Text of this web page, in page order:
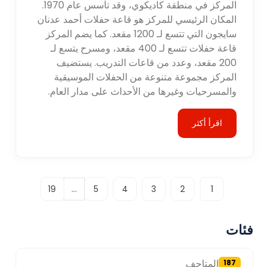
المركز في منطقة كاديكوي، وقد تأسس عام 1970.
المكان الرئيسي للمركز هو قاعة حفلات أحمد عدنان
سايجون التي تتسع لـ 1200 مقعد. كما يضم المركز
قاعة حفلات تتسع لـ 400 مقعد، ومسرح يتسع لـ
200 مقعد، وعدد من قاعات التدريب. يستضيف
المركز مجموعة متنوعة من الحفلات الموسيقية
والمسرحيات وغيرها من الأحداث على مدار العام.
اقرأ أكثر
1
2
3
4
5
...
19
فئات
المتاحف 187